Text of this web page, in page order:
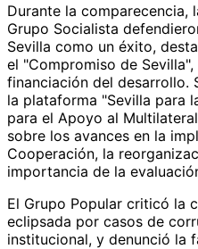
Durante la comparecencia,
Grupo Socialista
Sevilla como un éxito,
el "Compromiso de
financiación del desarrollo.
la plataforma "Sevilla para
para el Apoyo al
sobre los avances en la
Cooperación, la
importancia de la
El Grupo Popular criticó la
eclipsada por casos de
institucional, y denunció la